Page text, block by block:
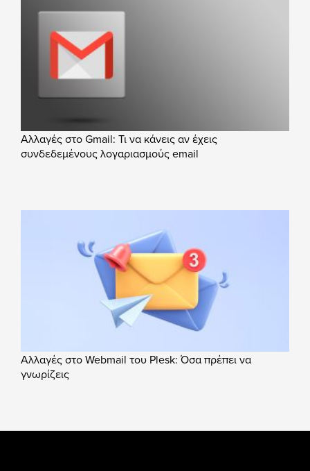
Αλλαγές στο Gmail: Τι να κάνεις αν έχεις
συνδεδεμένους λογαριασμούς email
Αλλαγές στο Webmail του Plesk: Όσα πρέπει να
γνωρίζεις